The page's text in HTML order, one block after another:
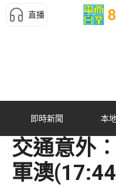
直播
即時新聞 本地
交通意外
軍澳